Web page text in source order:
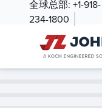
全球总部: +1-918-
234-1800